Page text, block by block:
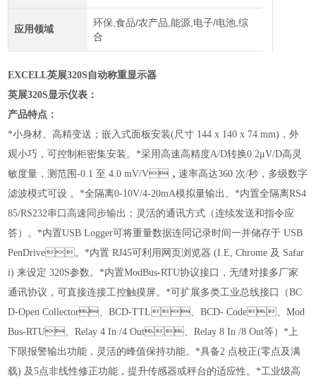
应用领域
环保,食品/农产品,能源,电子/电池,综
合
EXCELL英展320S自动称重显示器
英展320S显示仪表 ：
产品特点：
*小身材、高精变送；嵌入式面板安装(尺寸 144 x 140 x 74 mm)，外
观小巧，可控制柜密集安装。 *采用高速高精度A/D转换0.2μV/D高灵
敏度量，测范围-0.1 至 4.0 mV/V，速率高达360 次/秒，多级数字
滤波模式可设 。 *全隔离0-10V/4-20mA模拟量输出。 *内置全隔离RS4
85/RS232串口高速同步输出；灵活的通讯方式（连续发送和指令应
答）。 *内置USB Logger可将重量数据连同记录时间一并储存于 USB
PenDrive。 *内置 RJ45可利用网页浏览器 (I.E, Chrome 及 Safar
i) 来设定 320S参数。 *内置ModBus-RTU协议接口，无缝对接多厂家
通讯协议，可直接连接工控触摸屏。 *可扩展多类工业总线接口（BC
D-Open Collector、BCD-TTL、BCD- Code、Mod
Bus-RTU、Relay 4 In /4 Out、Relay 8 In /8 Out等） *上
下限报警输出功能，灵活的峰值保持功能。 *具备2 点校正(零点及满
载) 及5点非线性修正功能，提升传感器或秤台的适应性。 *工业级高